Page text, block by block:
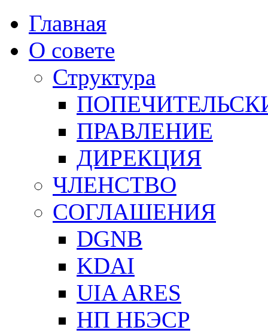
Главная
О совете
Структура
ПРАВЛЕНИЕ
ДИРЕКЦИЯ
ЧЛЕНСТВО
СОГЛАШЕНИЯ
DGNB
KDAI
UIA ARES
НП НБЭСР